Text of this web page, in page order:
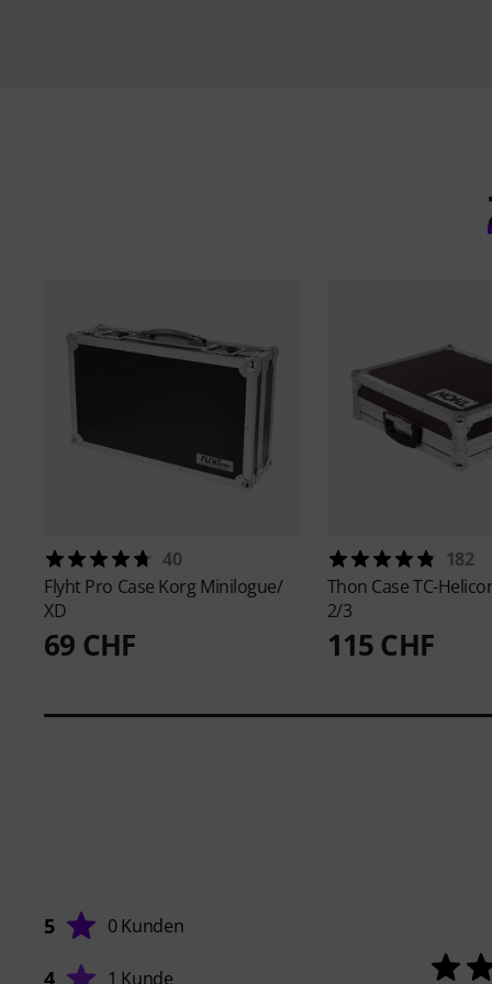
40
Flyht Pro Case Korg Minilogue/
XD
69 CHF
182
Thon Case TC-
2/3
115 CHF
5 0 Kunden
4 1 Kunde